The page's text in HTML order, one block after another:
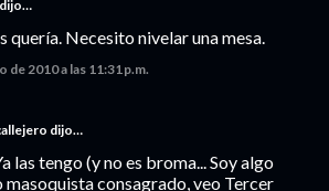
dijo…
quería. Necesito nivelar una mesa.
de 2010 a las 11:31 p.m.
dijo…
las tengo (y no es broma... Soy algo
masoquista consagrado, veo Tercer